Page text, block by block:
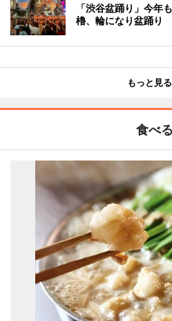
「渋谷盆踊り」今
櫓、輪になり盆踊り
もっと見る
食べる